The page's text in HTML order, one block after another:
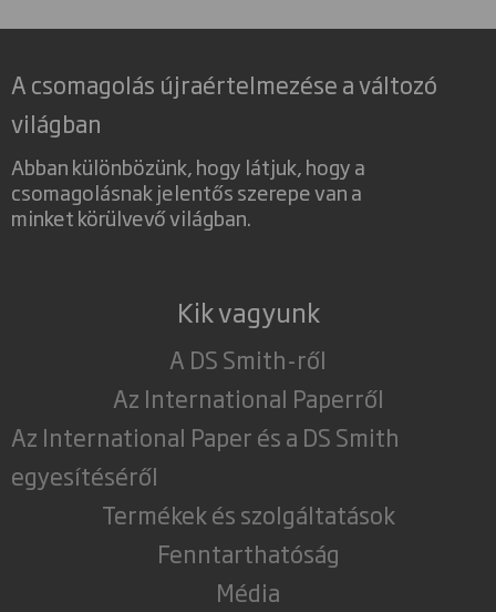
A csomagolás újraértelmezése a változó
világban
Abban különbözünk, hogy látjuk, hogy a
csomagolásnak jelentős szerepe van a
minket körülvevő világban.
Kik vagyunk
A DS Smith-ről
Az International Paperről
Az International Paper és a DS Smith
egyesítéséről
Termékek és szolgáltatások
Fenntarthatóság
Média